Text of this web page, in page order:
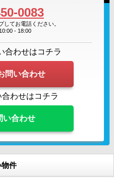
0083
てお電話ください。
- 18:00
合わせはコチラ
問い合わせ
わせはコチラ
い合わせ
件